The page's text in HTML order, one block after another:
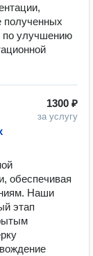
полученных
по улучшению
1300 ₽
за услугу
обеспечивая
Наши
этап